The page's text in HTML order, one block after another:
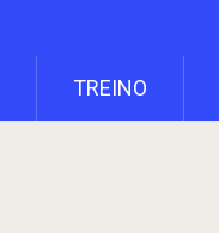
TREINO